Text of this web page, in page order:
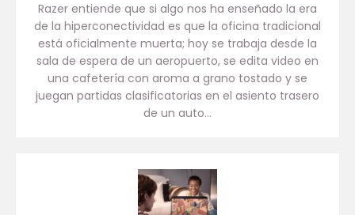
Razer entiende que si algo nos ha enseñado la era
de la hiperconectividad es que la oficina tradicional
está oficialmente muerta; hoy se trabaja desde la
sala de espera de un aeropuerto, se edita video en
una cafetería con aroma a grano tostado y se
juegan partidas clasificatorias en el asiento trasero
de un auto…